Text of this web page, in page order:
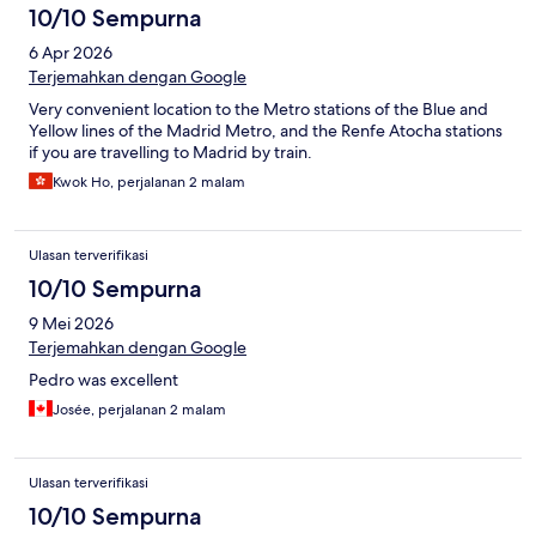
10/10 Sempurna
6 Apr 2026
Terjemahkan dengan Google
Very convenient location to the Metro stations of the Blue and
Yellow lines of the Madrid Metro, and the Renfe Atocha stations
if you are travelling to Madrid by train.
Kwok Ho, perjalanan 2 malam
Ulasan terverifikasi
10/10 Sempurna
9 Mei 2026
Terjemahkan dengan Google
Pedro was excellent
Josée, perjalanan 2 malam
Ulasan terverifikasi
10/10 Sempurna